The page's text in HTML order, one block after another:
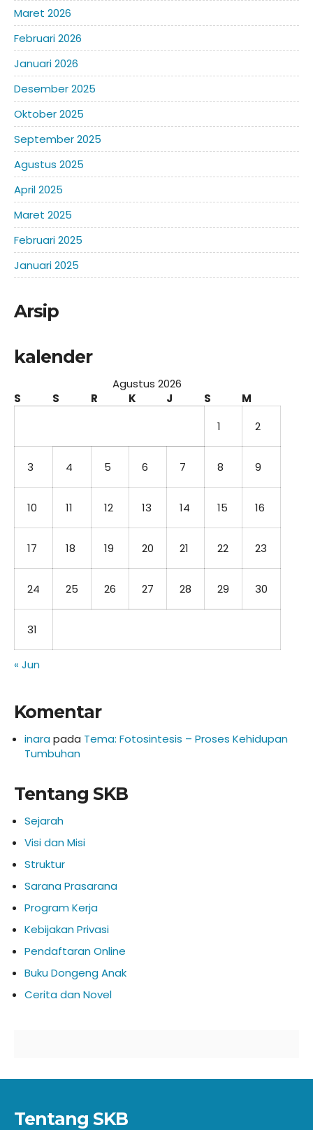
Maret 2026
Februari 2026
Januari 2026
Desember 2025
Oktober 2025
September 2025
Agustus 2025
April 2025
Maret 2025
Februari 2025
Januari 2025
Arsip
kalender
Agustus 2026
S
S R K J S
M
1
2
3 4 5 6 7 8 9
10 11 12 13 14 15 16
17 18 19 20 21 22 23
24 25 26 27 28 29 30
31
« Jun
Komentar
inara pada Tema: Fotosintesis – Proses Kehidupan
Tumbuhan
Tentang SKB
Sejarah
Visi dan Misi
Struktur
Sarana Prasarana
Program Kerja
Kebijakan Privasi
Pendaftaran Online
Buku Dongeng Anak
Cerita dan Novel
Tentang SKB